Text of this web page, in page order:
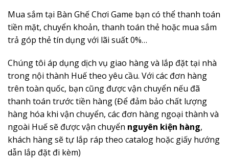
Mua sắm tại Bàn Ghế Chơi Game bạn có thể thanh toán
tiền mặt, chuyển khoản, thanh toán thẻ hoặc mua sắm
trả góp thẻ tín dụng với lãi suất 0%…
Chúng tôi áp dụng dịch vụ giao hàng và lắp đặt tại nhà
trong nội thành Huế theo yêu cầu. Với các đơn hàng
trên toàn quốc, bạn cũng được vận chuyển nếu đã
thanh toán trước tiền hàng (Để đảm bảo chất lượng
hàng hóa khi vận chuyển, các đơn hàng ngoại thành và
ngoài Huế sẽ được vận chuyển nguyên kiện hàng,
khách hàng sẽ tự lắp ráp theo catalog hoặc giấy hướng
dẫn lắp đặt đi kèm)